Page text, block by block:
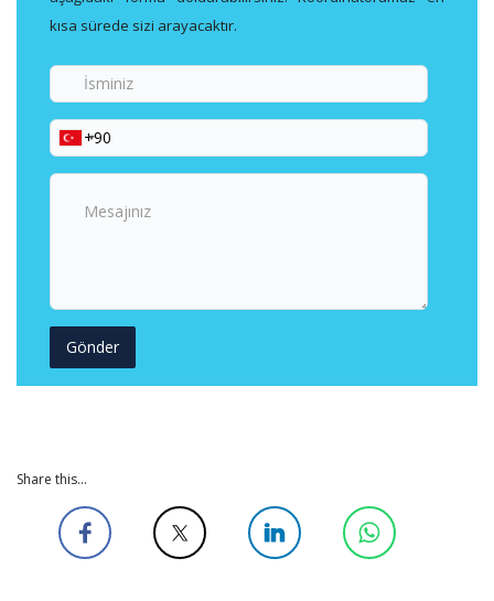
kısa sürede sizi arayacaktır.
İsminiz
Telefon
Numaranız
Mesajınız
Share this...